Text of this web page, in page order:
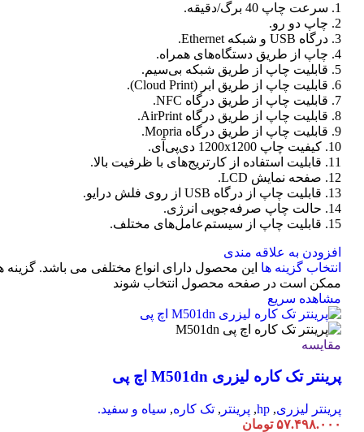
1. سرعت چاپ 40 برگ/دقیقه.
2. چاپ دو رو.
3. درگاه USB و شبکه Ethernet.
4. چاپ از طریق دستگاه‌های همراه.
5. قابلیت چاپ از طریق شبکه بی‌سیم.
6. قابلیت چاپ از طریق ابر (Cloud Print).
7. قابلیت چاپ از طریق درگاه NFC.
8. قابلیت چاپ از طریق درگاه AirPrint.
9. قابلیت چاپ از طریق درگاه Mopria.
10. کیفیت چاپ 1200x1200 دی‌پی‌آی.
11. قابلیت استفاده از کارتریج‌های با ظرفیت بالا.
12. صفحه نمایش LCD.
13. قابلیت چاپ از درگاه USB از روی فلش درایو.
14. حالت چاپ صرفه‌جویی انرژی.
15. قابلیت چاپ از سیستم‌عامل‌های مختلف.
افزودن به علاقه مندی
انتخاب گزینه ها این محصول دارای انواع مختلفی می باشد. گزینه
ممکن است در صفحه محصول انتخاب شوند
مشاهده سریع
مقایسه
پرینتر تک کاره لیزری M501dn اچ پی
پرینتر لیزری,
hp
, پرینتر , تک کاره, سیاه و سفید.
۵۷.۴۹۸.۰۰۰ تومان